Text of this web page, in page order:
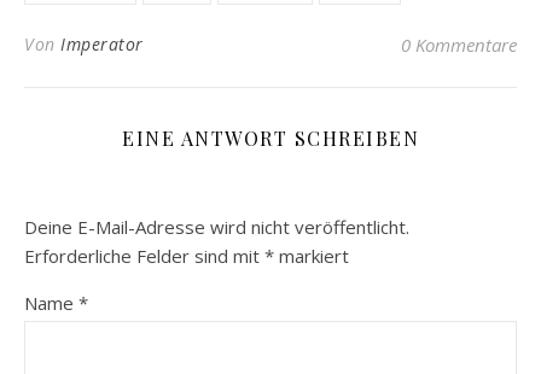
Von Imperator 0 Kommentare
EINE ANTWORT SCHREIBEN
Deine E-Mail-Adresse wird nicht veröffentlicht.
Erforderliche Felder sind mit * markiert
Name *